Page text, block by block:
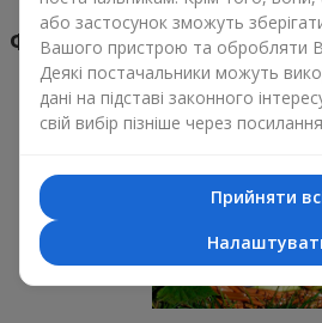
Фрукти
або застосунок зможуть
Вашого пристрою та обробляти
Деякі постачальники можуть
дані на підставі законного
свій вибір пізніше через
Прийняти